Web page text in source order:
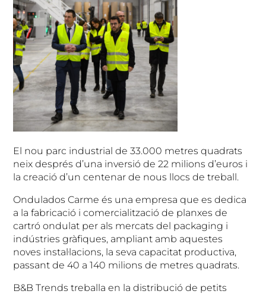
El nou parc industrial de 33.000 metres quadrats
neix després d’una inversió de 22 milions d’euros i
la creació d’un centenar de nous llocs de treball.
Ondulados Carme és una empresa que es dedica
a la fabricació i comercialització de planxes de
cartró ondulat per als mercats del packaging i
indústries gràfiques, ampliant amb aquestes
noves instal·lacions, la seva capacitat productiva,
passant de 40 a 140 milions de metres quadrats.
B&B Trends treballa en la distribució de petits